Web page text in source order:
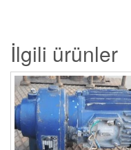
İlgili ürünler